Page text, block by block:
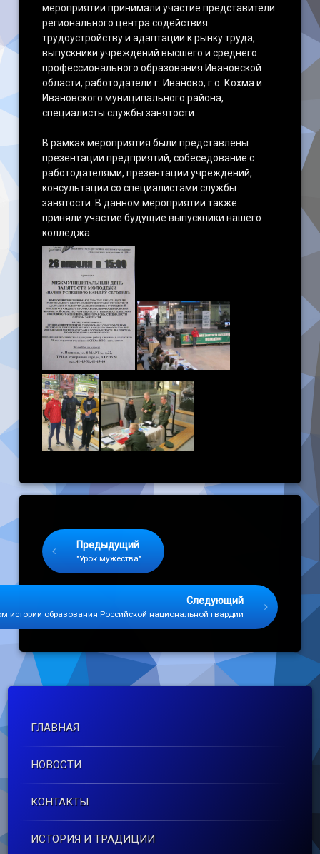
мероприятии принимали участие представители
регионального центра содействия
трудоустройству и адаптации к рынку труда,
выпускники учреждений высшего и среднего
профессионального образования Ивановской
области, работодатели г. Иваново, г.о. Кохма и
Ивановского муниципального района,
специалисты службы занятости.
В рамках мероприятия были представлены
презентации предприятий, собеседование с
работодателями, презентации учреждений,
консультации со специалистами службы
занятости. В данном мероприятии также
приняли участие будущие выпускники нашего
колледжа.
Предыдущий
"Урок мужества"
Следующий
истории образования Российской национальной гвардии
ГЛАВНАЯ
НОВОСТИ
КОНТАКТЫ
ИСТОРИЯ И ТРАДИЦИИ